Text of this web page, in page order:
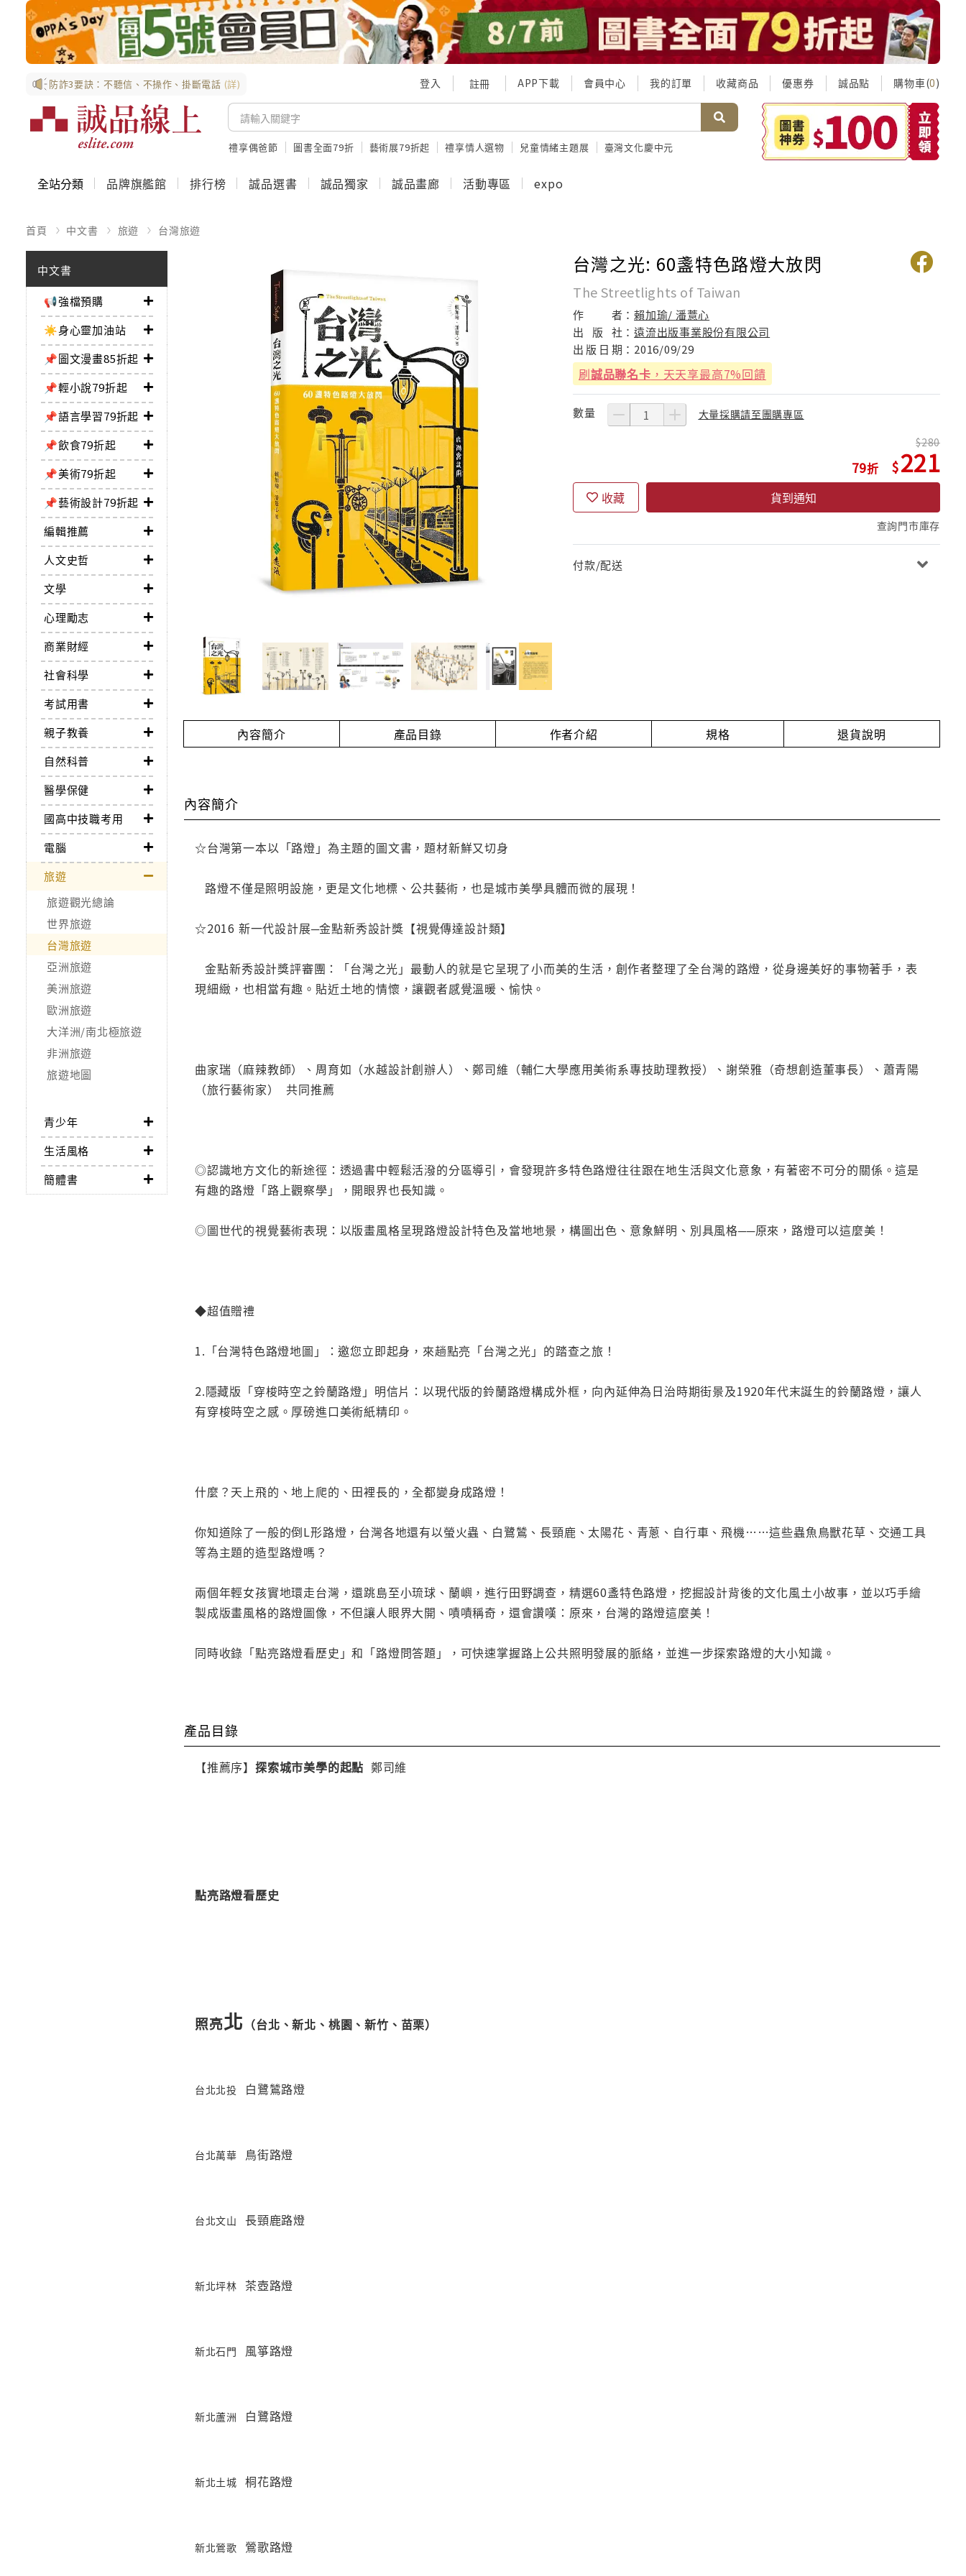
防詐3要訣：不聽信、不操作、掛斷電話 (詳) 登入 註冊 APP下載 會員中心 我的訂單 收藏商品 優惠券 誠品點 購物車(0)
禮享偶爸節 圖書全面79折 藝術展79折起 禮享情人選物 兒童情緒主題展 臺灣文化慶中元
全站分類 品牌旗艦館 排行榜 誠品選書 誠品獨家 誠品畫廊 活動專區 expo
首頁 中文書 旅遊 台灣旅遊
中文書
📢強檔預購
☀️身心靈加油站
📌圖文漫畫85折起
📌輕小說79折起
📌語言學習79折起
📌飲食79折起
📌美術79折起
📌藝術設計79折起
編輯推薦
人文史哲
文學
心理勵志
商業財經
社會科學
考試用書
親子教養
自然科普
醫學保健
國高中技職考用
電腦
旅遊
旅遊觀光總論
世界旅遊
台灣旅遊
亞洲旅遊
美洲旅遊
歐洲旅遊
大洋洲/南北極旅遊
非洲旅遊
旅遊地圖
青少年
生活風格
簡體書
台灣之光: 60盞特色路燈大放閃
The Streetlights of Taiwan
作 者：賴加瑜/ 潘薏心
出
版 社：遠流出版事業股份有限公司
出 版 日 期： 2016/09/29
刷誠品聯名卡 ，天天享最高7%回饋
數量 大量採購請至團購專區
79
280
221
收藏 貨到通知
查詢門市庫存
付款/配送
內容簡介 產品目錄 作者介紹 規格 退貨說明
內容簡介
☆台灣第一本以「路燈」為主題的圖文書，題材新鮮又切身
路燈不僅是照明設施，更是文化地標、公共藝術，也是城市美學具體而微的展現！
☆2016 新一代設計展─金點新秀設計獎【視覺傳達設計類】
金點新秀設計獎評審團：「台灣之光」最動人的就是它呈現了小而美的生活，創作者整理了全台灣的路燈，從身邊美好的事物著手，表
現細緻，也相當有趣。貼近土地的情懷，讓觀者感覺溫暖、愉快。
曲家瑞（麻辣教師）、周育如（水越設計創辦人）、鄭司維（輔仁大學應用美術系專技助理教授）、謝榮雅（奇想創造董事長）、蕭青陽
（旅行藝術家） 共同推薦
◎認識地方文化的新途徑：透過書中輕鬆活潑的分區導引，會發現許多特色路燈往往跟在地生活與文化意象，有著密不可分的關係。這是
有趣的路燈「路上觀察學」，開眼界也長知識。
◎圖世代的視覺藝術表現：以版畫風格呈現路燈設計特色及當地地景，構圖出色、意象鮮明、別具風格──原來，路燈可以這麼美！
◆超值贈禮
1.「台灣特色路燈地圖」：邀您立即起身，來趟點亮「台灣之光」的踏查之旅！
2.隱藏版「穿梭時空之鈴蘭路燈」明信片：以現代版的鈴蘭路燈構成外框，向內延伸為日治時期街景及1920年代末誕生的鈴蘭路燈，讓人
有穿梭時空之感。厚磅進口美術紙精印。
什麼？天上飛的、地上爬的、田裡長的，全都變身成路燈！
你知道除了一般的倒L形路燈，台灣各地還有以螢火蟲、白鷺鷥、長頸鹿、太陽花、青蔥、自行車、飛機……這些蟲魚鳥獸花草、交通工具
等為主題的造型路燈嗎？
兩個年輕女孩實地環走台灣，還跳島至小琉球、蘭嶼，進行田野調查，精選60盞特色路燈，挖掘設計背後的文化風土小故事，並以巧手繪
製成版畫風格的路燈圖像，不但讓人眼界大開、嘖嘖稱奇，還會讚嘆：原來，台灣的路燈這麼美！
同時收錄「點亮路燈看歷史」和「路燈問答題」，可快速掌握路上公共照明發展的脈絡，並進一步探索路燈的大小知識。
產品目錄
【推薦序】 探索城市美學的起點 鄭司維
點亮路燈看歷史
照亮北 （台北、新北、桃園、新竹、苗栗）
台北北投 白鷺鷥路燈
台北萬華 鳥街路燈
台北文山 長頸鹿路燈
新北坪林 茶壺路燈
新北石門 風箏路燈
新北蘆洲 白鷺路燈
新北土城 桐花路燈
新北鶯歌 鶯歌路燈